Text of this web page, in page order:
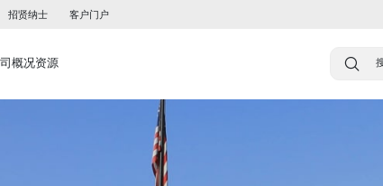
招贤纳士 客户门户
概况资源